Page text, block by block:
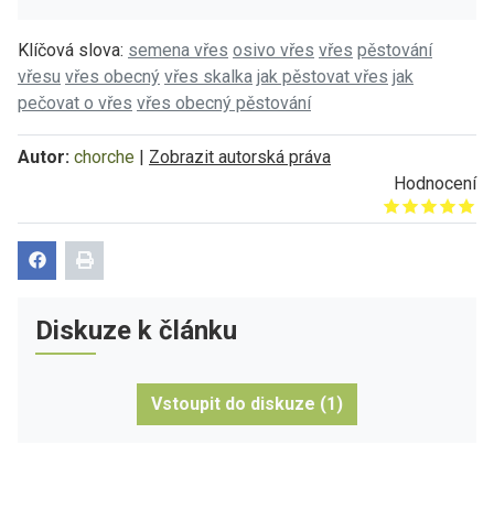
Klíčová slova: semena vřes osivo vřes vřes pěstování
vřesu vřes obecný vřes skalka jak pěstovat vřes jak
pečovat o vřes vřes obecný pěstování
Autor: chorche | Zobrazit autorská práva
Hodnocení
Give it 1/5
Give it 2/5
Give it 3/5
Give it 4/5
Give it 5/5
Diskuze k článku
Vstoupit do diskuze (1)